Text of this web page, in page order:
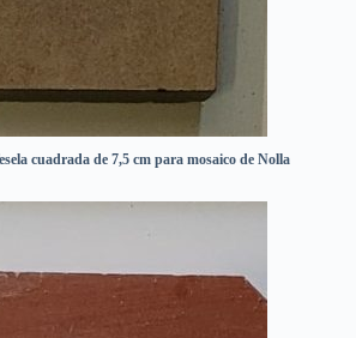
cuadrada de 7,5 cm para mosaico de Nolla